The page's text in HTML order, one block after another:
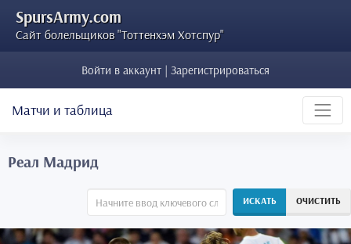
SpursArmy.com
Сайт болельщиков "Тоттенхэм Хотспур"
Войти в аккаунт | Зарегистрироваться
Матчи и таблица
Реал Мадрид
ИСКАТЬ ОЧИСТИТЬ